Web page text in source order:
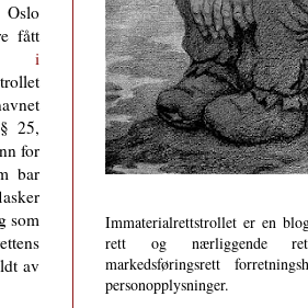
fått
i
25,
for
bar
som
av
Immaterialrettstrollet er en
rett og nærliggende
markedsføringsrett
person­opplysninger.